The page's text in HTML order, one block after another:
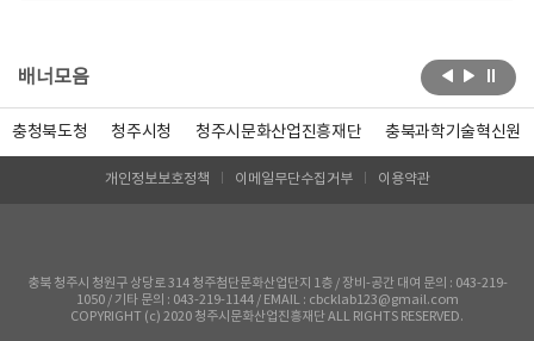
배너모음
충청북도청 청주시청 청주시문화산업진흥재단 충북과학기술혁신원
개인정보보호정책 이메일무단수집거부 이용약관
충북 청주시 청원구 상당로 314 청주첨단문화산업단지 1층 / 장비-공간 대여 문의 : 043-219-
1050 / 기타 문의 : 043-219-1144 / EMAIL : cbcklab123@gmail.com
COPYRIGHT (c) 2020 청주시문화산업진흥재단 ALL RIGHTS RESERVED.